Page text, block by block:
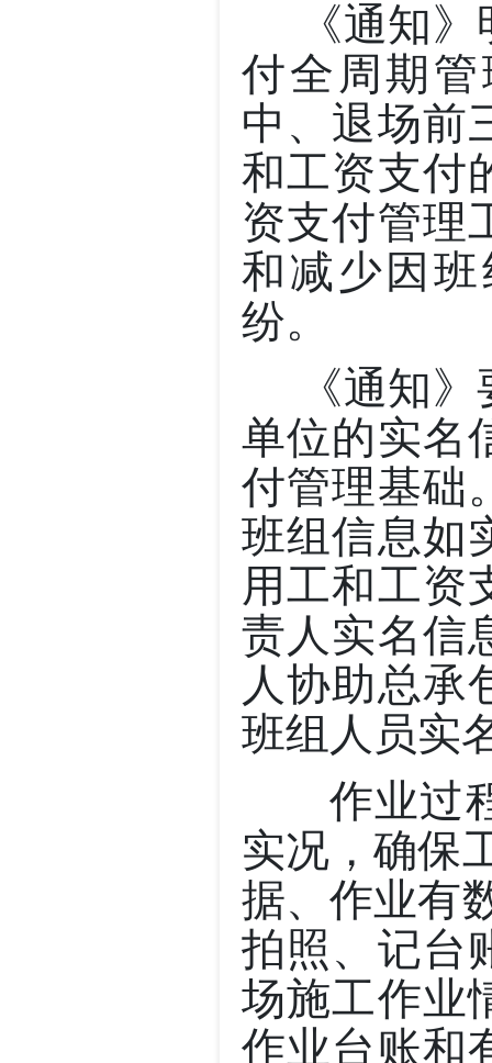
《通知》
付全周期
中、退场前
和工资支付
资支付管理
和减少因
纷。
《通知》
单位的实名
付管理基础
班组信息如
用工和工资
责人实名信
人协助总承
班组人员实
作业过程
实况，确保
据、作业有
拍照、记台
场施工作业
作业台账和